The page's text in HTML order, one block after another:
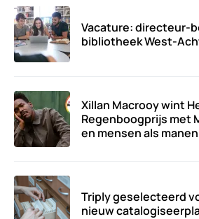
Vacature: directeur-
bibliotheek West-
Xillan Macrooy wint
Regenboogprijs met
en mensen als manen
Triply geselecteerd
nieuw